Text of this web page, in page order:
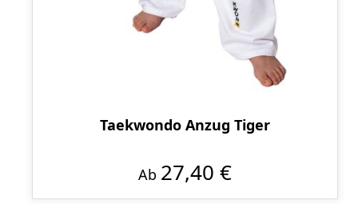
Taekwondo Anzug Tiger
Ab 27,40 €